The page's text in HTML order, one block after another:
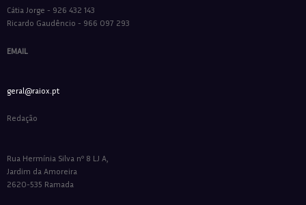
Cátia Jorge - 926 432 143
Ricardo Gaudêncio - 966 097 293
EMAIL
geral@raiox.pt
Redação
Rua Hermínia Silva nº 8 LJ A,
Jardim da Amoreira
2620-535 Ramada